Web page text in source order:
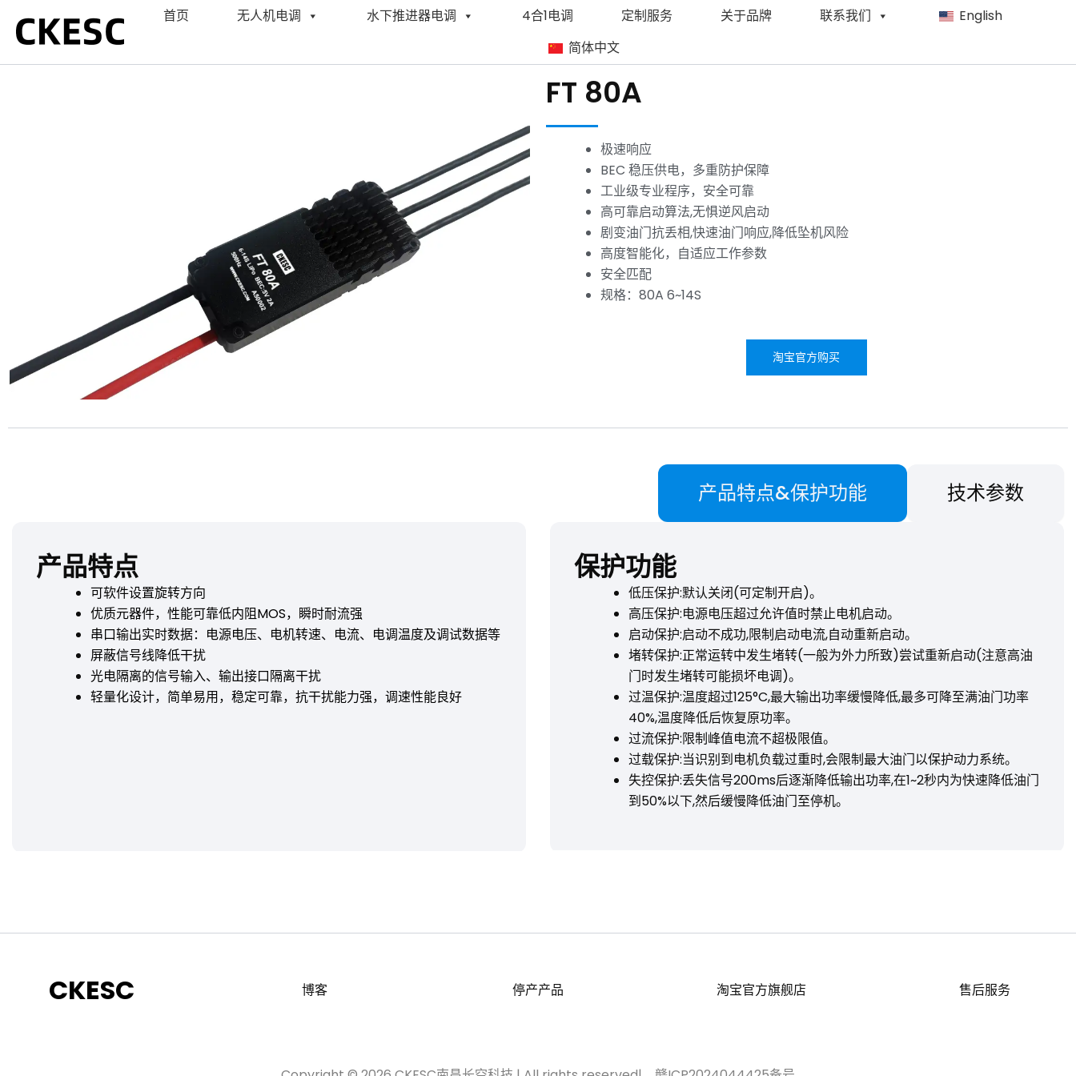
首页 无人机电调 水下推进器电调 4合1电调 定制服务 关于品牌 联系我们
English
简体中文
FT 80A
极速响应
BEC 稳压供电，多重防护保障
工业级专业程序，安全可靠
高可靠启动算法,无惧逆风启动
剧变油门抗丢相,快速油门响应,降低坠机风险
高度智能化，自适应工作参数
安全匹配
规格：80A 6~14S
淘宝官方购买
产品特点&保护功能 技术参数
产品特点
可软件设置旋转方向
优质元器件，性能可靠低内阻MOS，瞬时耐流强
串口输出实时数据：电源电压、电机转速、电流、电调温度及调试数据等
屏蔽信号线降低干扰
光电隔离的信号输入、输出接口隔离干扰
轻量化设计，简单易用，稳定可靠，抗干扰能力强，调速性能良好
保护功能
低压保护:默认关闭(可定制开启)。
高压保护:电源电压超过允许值时禁止电机启动。
启动保护:启动不成功,限制启动电流,自动重新启动。
堵转保护:正常运转中发生堵转(一般为外力所致)尝试重新启动(注意高油
门时发生堵转可能损坏电调)。
过温保护:温度超过125°C,最大输出功率缓慢降低,最多可降至满油门功率
40%,温度降低后恢复原功率。
过流保护:限制峰值电流不超极限值。
过载保护:当识别到电机负载过重时,会限制最大油门以保护动力系统。
失控保护:丢失信号200ms后逐渐降低输出功率,在1~2秒内为快速降低油门
到50%以下,然后缓慢降低油门至停机。
CKESC 博客 停产产品 淘宝官方旗舰店 售后服务